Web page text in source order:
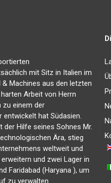
mit Sitz in Italien im
Machines aus den letzten
Arbeit von Herrn
zu einem der
hat Südasien.
Hilfe seines Sohnes Mr.
Ära, stieg
weltweit und
und zwei Lager in
Faridabad (Haryana ), um
zu verwalten.